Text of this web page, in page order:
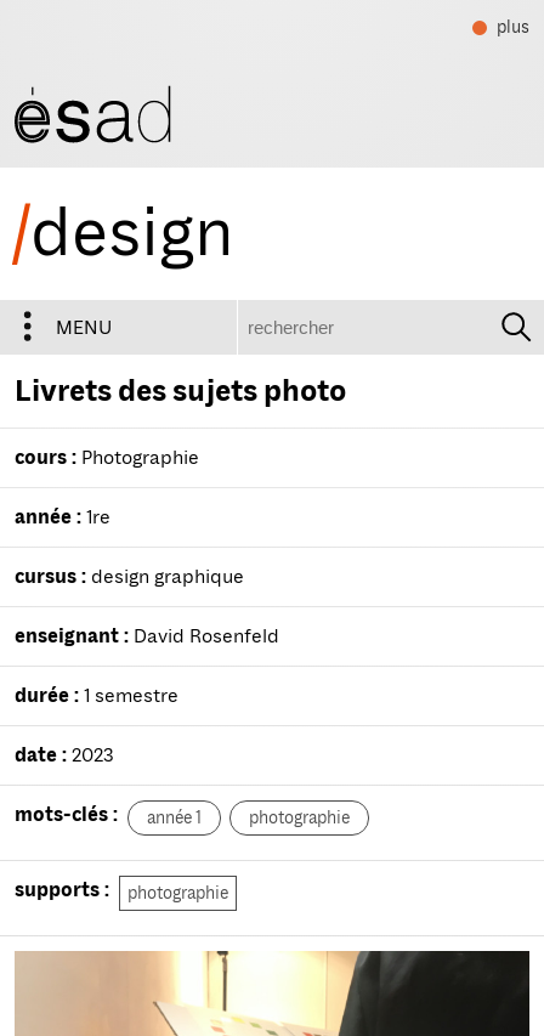
plus
/design
MENU
Livrets des sujets photo
cours : Photographie
année : 1re
cursus : design graphique
enseignant : David Rosenfeld
durée : 1 semestre
date : 2023
mots-clés : année 1 photographie
supports : photographie